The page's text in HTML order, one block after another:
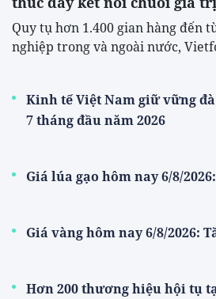
Quy tụ hơn 1.400 gian hàng đến
nghiệp trong và ngoài nước,
Kinh tế Việt Nam giữ vững
7 tháng đầu năm 2026
Giá lúa gạo hôm nay 6/8/
Giá vàng hôm nay 6/8/2026:
Hơn 200 thương hiệu hội tụ